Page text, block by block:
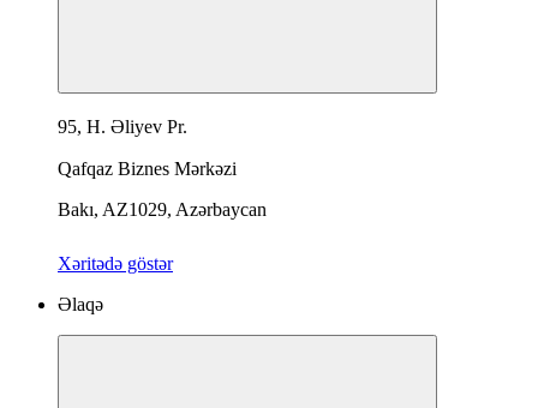
95, H. Əliyev Pr.
Qafqaz Biznes Mərkəzi
Bakı, AZ1029, Azərbaycan
Xəritədə göstər
Əlaqə